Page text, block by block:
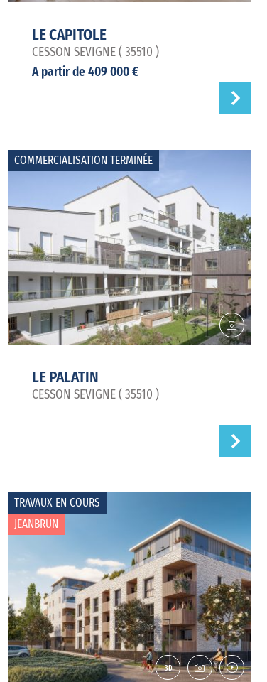
LE CAPITOLE
CESSON SEVIGNE ( 35510 )
A partir de 409 000 €
COMMERCIALISATION TERMINÉE
LE PALATIN
CESSON SEVIGNE ( 35510 )
TRAVAUX EN COURS
JEANBRUN